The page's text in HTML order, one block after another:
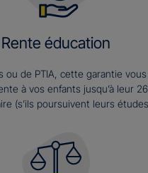
Rente éducation
ou de PTIA, cette garantie
à vos enfants jusqu’à leur
(s’ils poursuivent leurs